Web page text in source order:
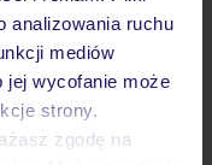
analizowania ruchu
mediów
jej wycofanie może
strony.
zgodę na